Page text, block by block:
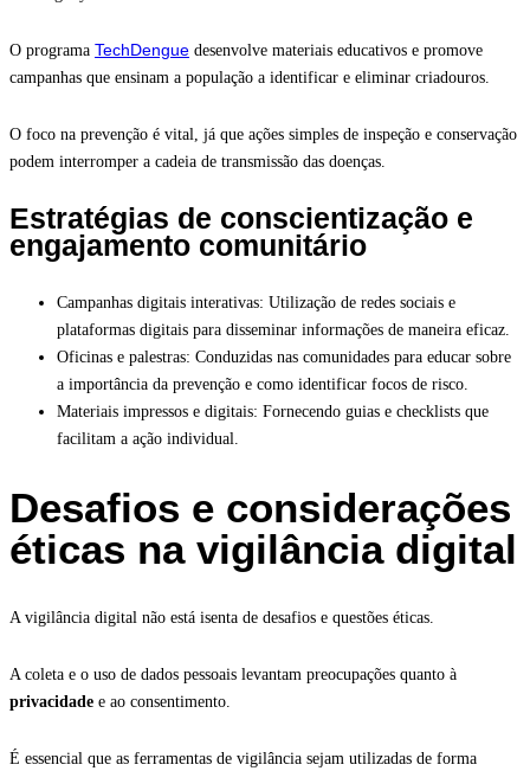
O programa TechDengue desenvolve materiais educativos e promove
campanhas que ensinam a população a identificar e eliminar criadouros.
O foco na prevenção é vital, já que ações simples de inspeção e conservação
podem interromper a cadeia de transmissão das doenças.
Estratégias de conscientização e
engajamento comunitário
Campanhas digitais interativas: Utilização de redes sociais e
plataformas digitais para disseminar informações de maneira eficaz.
Oficinas e palestras: Conduzidas nas comunidades para educar sobre
a importância da prevenção e como identificar focos de risco.
Materiais impressos e digitais: Fornecendo guias e checklists que
facilitam a ação individual.
Desafios e considerações
éticas na vigilância digital
A vigilância digital não está isenta de desafios e questões éticas.
A coleta e o uso de dados pessoais levantam preocupações quanto à
privacidade e ao consentimento.
É essencial que as ferramentas de vigilância sejam utilizadas de forma